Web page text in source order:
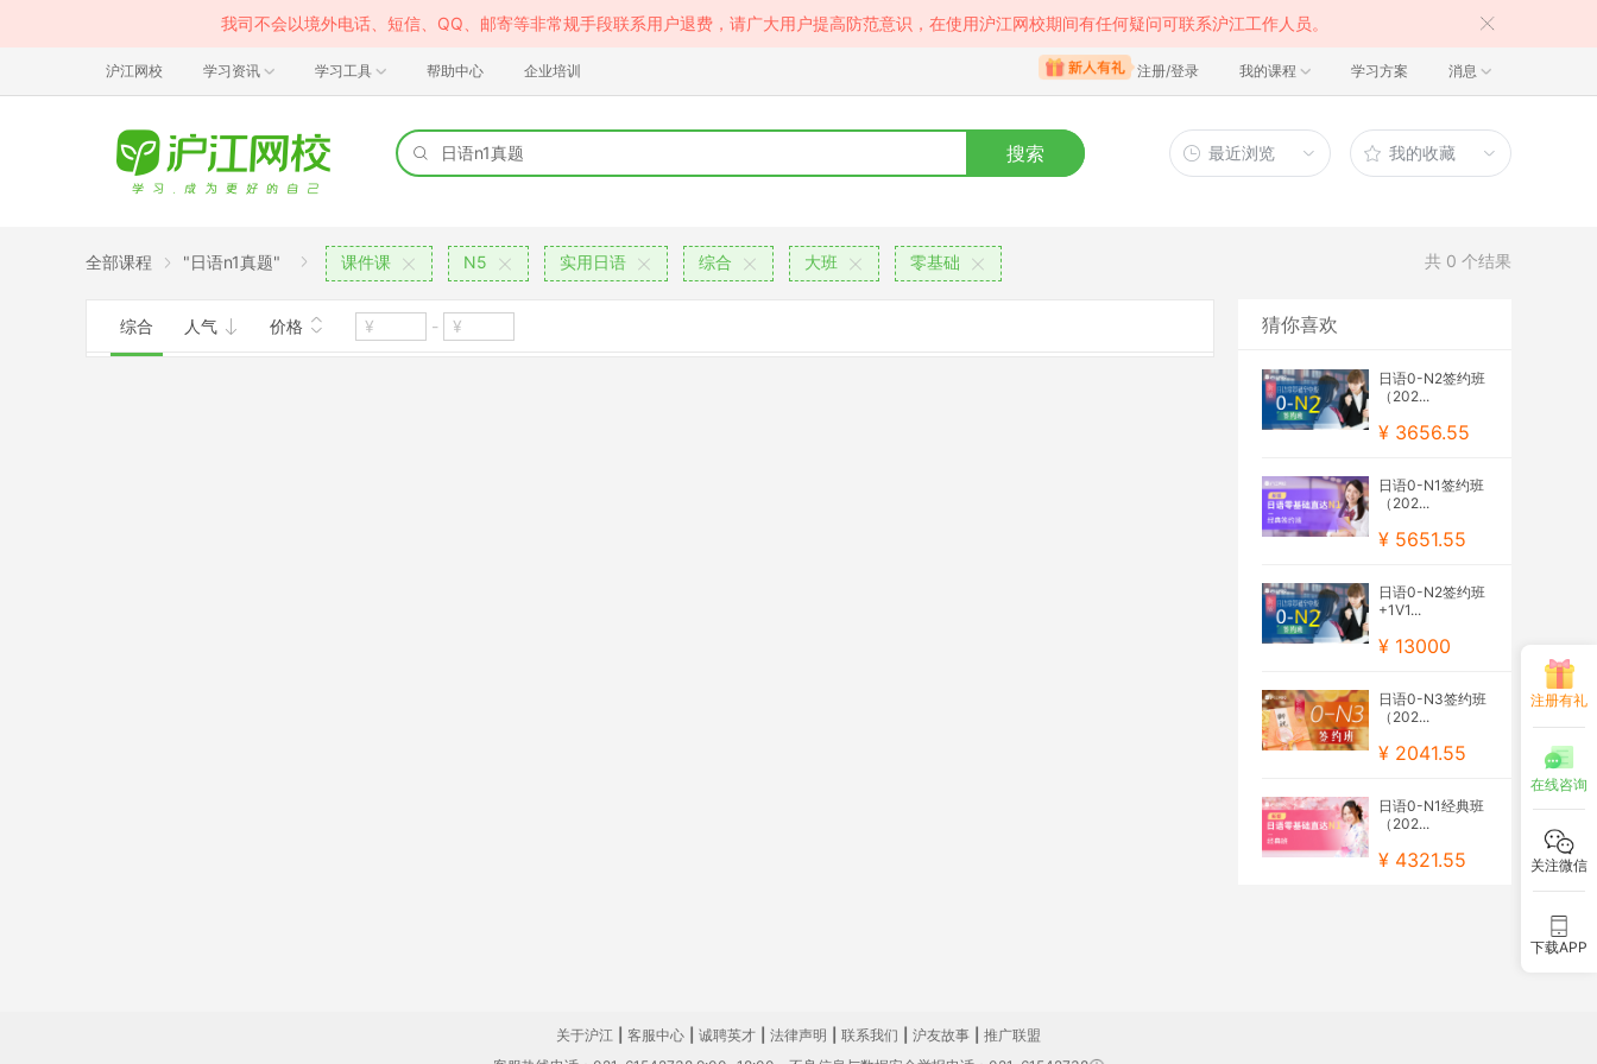
我司不会以境外电话、短信、QQ、邮寄等非常规手段联系用户退费，请广大用户提高防范意识，在使用沪江网校期间有任何疑问可联系沪江工作人员。
沪江网校 学习资讯 学习工具 帮助中心 企业培训 注册/登录 我的课程 学习方案 消息
搜索 最近浏览 我的收藏
全部课程 "日语n1真题" 课件课 N5 实用日语 综合 大班 零基础 共 0 个结果
综合 人气 价格 - 猜你喜欢
日语0-N2签约班
（202...
¥ 3656.55
日语0-N1签约班
（202...
¥ 5651.55
日语0-N2签约班
+1V1...
¥ 13000
日语0-N3签约班
（202...
¥ 2041.55
日语0-N1经典班
（202...
¥ 4321.55
注册有礼
在线咨询
关注微信
下载APP
关于沪江 客服中心 诚聘英才 法律声明 联系我们 沪友故事
推广联盟